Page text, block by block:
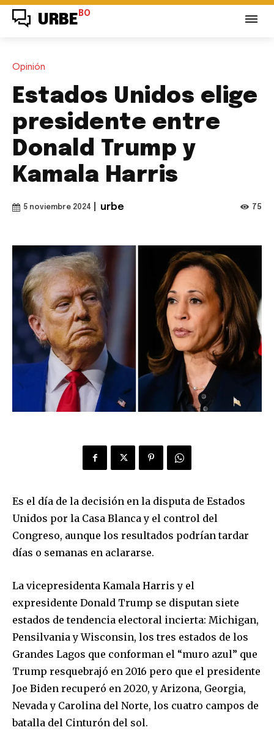
URBE BO
Opinión
Estados Unidos elige
presidente entre
Donald Trump y
Kamala Harris
5 noviembre 2024 urbe 75
Es el día de la decisión en la disputa de Estados
Unidos por la Casa Blanca y el control del
Congreso, aunque los resultados podrían tardar
días o semanas en aclararse.
La vicepresidenta Kamala Harris y el
expresidente Donald Trump se disputan siete
estados de tendencia electoral incierta: Michigan,
Pensilvania y Wisconsin, los tres estados de los
Grandes Lagos que conforman el “muro azul” que
Trump resquebrajó en 2016 pero que el presidente
Joe Biden recuperó en 2020, y Arizona, Georgia,
Nevada y Carolina del Norte, los cuatro campos de
batalla del Cinturón del sol.